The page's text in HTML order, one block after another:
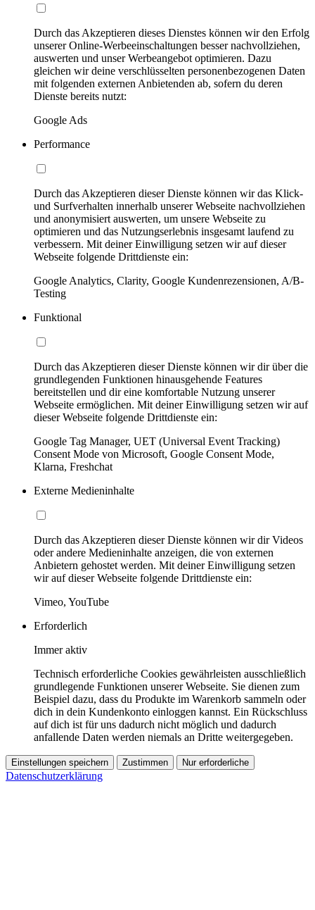
Durch das Akzeptieren dieses Dienstes können wir den Erfolg
unserer Online-Werbeeinschaltungen besser nachvollziehen,
auswerten und unser Werbeangebot optimieren. Dazu
gleichen wir deine verschlüsselten personenbezogenen Daten
mit folgenden externen Anbietenden ab, sofern du deren
Dienste bereits nutzt:
Google Ads
Performance
Durch das Akzeptieren dieser Dienste können wir das Klick-
und Surfverhalten innerhalb unserer Webseite nachvollziehen
und anonymisiert auswerten, um unsere Webseite zu
optimieren und das Nutzungserlebnis insgesamt laufend zu
verbessern. Mit deiner Einwilligung setzen wir auf dieser
Webseite folgende Drittdienste ein:
Google Analytics, Clarity, Google Kundenrezensionen, A/B-
Testing
Funktional
Durch das Akzeptieren dieser Dienste können wir dir über die
grundlegenden Funktionen hinausgehende Features
bereitstellen und dir eine komfortable Nutzung unserer
Webseite ermöglichen. Mit deiner Einwilligung setzen wir auf
dieser Webseite folgende Drittdienste ein:
Google Tag Manager, UET (Universal Event Tracking)
Consent Mode von Microsoft, Google Consent Mode,
Klarna, Freshchat
Externe Medieninhalte
Durch das Akzeptieren dieser Dienste können wir dir Videos
oder andere Medieninhalte anzeigen, die von externen
Anbietern gehostet werden. Mit deiner Einwilligung setzen
wir auf dieser Webseite folgende Drittdienste ein:
Vimeo, YouTube
Erforderlich
Immer aktiv
Technisch erforderliche Cookies gewährleisten ausschließlich
grundlegende Funktionen unserer Webseite. Sie dienen zum
Beispiel dazu, dass du Produkte im Warenkorb sammeln oder
dich in dein Kundenkonto einloggen kannst. Ein Rückschluss
auf dich ist für uns dadurch nicht möglich und dadurch
anfallende Daten werden niemals an Dritte weitergegeben.
Einstellungen speichern Zustimmen Nur erforderliche
Datenschutzerklärung